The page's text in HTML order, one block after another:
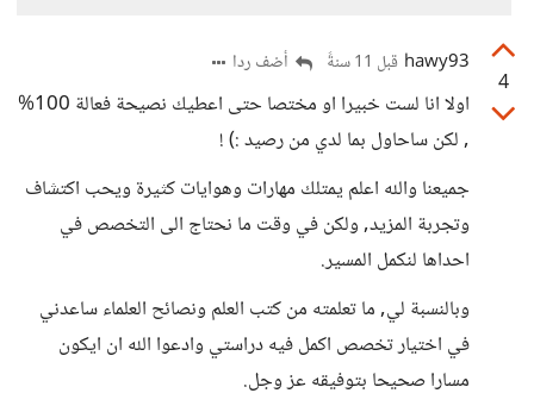
4
hawy93 قبل 11 سنةً أضف ردا
اولا انا لست خبيرا او مختصا حتى اعطيك نصيحة فعالة 100%
, لكن ساحاول بما لدي من رصيد :) !
جميعنا والله اعلم يمتلك مهارات وهوايات كثيرة ويحب اكتشاف
وتجربة المزيد, ولكن في وقت ما نحتاج الى التخصص في
احداها لنكمل المسير.
وبالنسبة لي, ما تعلمته من كتب العلم ونصائح العلماء ساعدني
في اختيار تخصص اكمل فيه دراستي وادعوا الله ان ايكون
مسارا صحيحا بتوفيقه عز وجل.